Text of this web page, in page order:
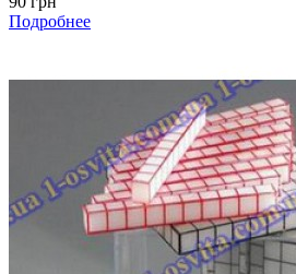
Подробнее